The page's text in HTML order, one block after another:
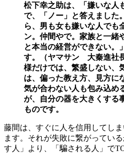
松下幸之助は、「嫌いな人
で、「ノー」と答えました
ら、男も女も嫌いな人でも
ン。仲間やで。家族と一緒
と本当の経営ができない。
す。（ヤマサン 大秦進社
様だけでは、繁盛しない、
は、偏った教え方、見方に
気が合わない人も包み込め
が、自分の器を大きくする
ものです。
藤間は、すぐに人を信用してし
ます。それが失敗に繋がってい
す人」より、「騙される人」で